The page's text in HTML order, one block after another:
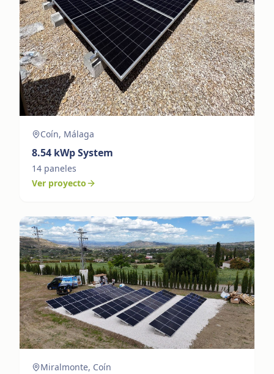
Coín, Málaga
8.54 kWp System
14 paneles
Ver proyecto
Miralmonte, Coín